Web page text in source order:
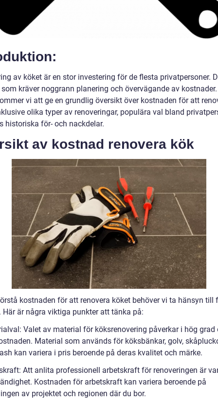
av köket är en stor investering för de flesta privatpersoner.
kräver noggrann planering och övervägande av
vi att ge en grundlig översikt över kostnaden för att
olika typer av renoveringar, populära val bland
historiska för- och nackdelar.
av kostnad renovera kök
kostnaden för att renovera köket behöver vi ta hänsyn till
Här är några viktiga punkter att tänka på:
Valet av material för köksrenovering påverkar i hög grad
Material som används för köksbänkar, golv,
kan variera i pris beroende på deras kvalitet och märke.
Att anlita professionell arbetskraft för renoveringen är
Kostnaden för arbetskraft kan variera beroende på
av projektet och regionen där du bor.